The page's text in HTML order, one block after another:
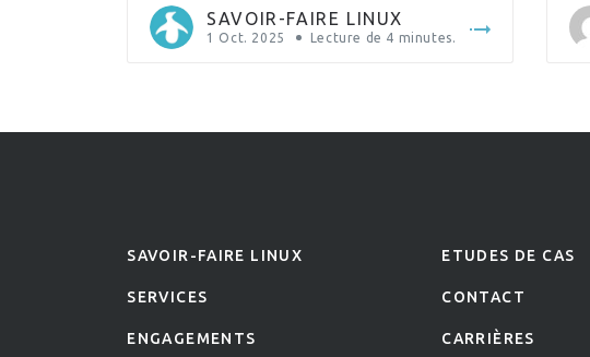
composants logiciels, et plus récemment (bien
que plus rarement) d’attaques sophistiquées […]
SAVOIR-FAIRE LINUX
1 Oct. 2025 Lecture de 4 minutes.
SAVOIR-FAIRE LINUX
SERVICES
ENGAGEMENTS
ETUDES DE CAS
CONTACT
CARRIÈRES